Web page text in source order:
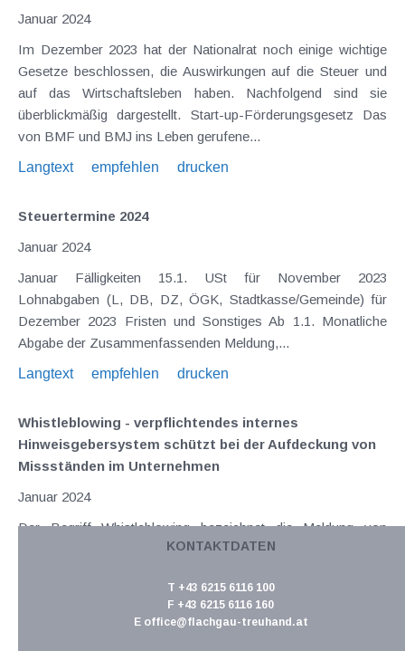
Januar 2024
Im Dezember 2023 hat der Nationalrat noch einige wichtige
Gesetze beschlossen, die Auswirkungen auf die Steuer und
auf das Wirtschaftsleben haben. Nachfolgend sind sie
überblickmäßig dargestellt. Start-up-Förderungsgesetz Das
von BMF und BMJ ins Leben gerufene...
Langtext
empfehlen drucken
Steuertermine 2024
Januar 2024
Januar Fälligkeiten 15.1. USt für November 2023
Lohnabgaben (L, DB, DZ, ÖGK, Stadtkasse/Gemeinde) für
Dezember 2023 Fristen und Sonstiges Ab 1.1. Monatliche
Abgabe der Zusammenfassenden Meldung,...
Langtext
empfehlen drucken
Whistleblowing - verpflichtendes internes
Hinweisgebersystem schützt bei der Aufdeckung von
Missständen im Unternehmen
Januar 2024
Der Begriff Whistleblowing bezeichnet die Meldung von
Missständen durch einen Hinweisgeber (Whistleblower)
(z.B. Behörde). Mit der Whistleblowing-Richtline (EU
2019/1937) wurde von der EU der rechtliche Rahmen für die...
KONTAKTDATEN
T +43 6215 6116 100
F +43 6215 6116 160
E office@flachgau-treuhand.at